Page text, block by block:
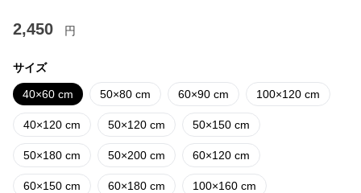
2,450 円
サイズ
40×60 cm 50×80 cm 60×90 cm 100×120 cm
40×120 cm 50×120 cm 50×150 cm
50×180 cm 50×200 cm 60×120 cm
60×150 cm 60×180 cm 100×160 cm